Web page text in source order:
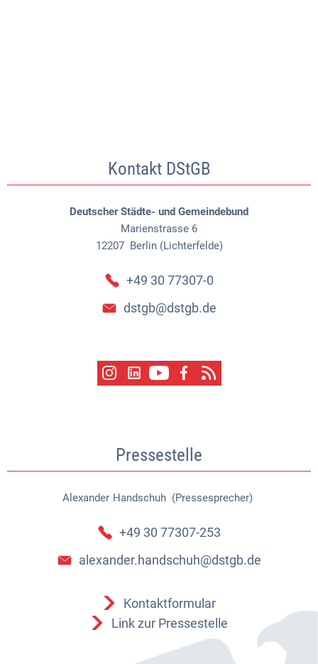
Kontakt DStGB
Deutscher Städte- und Gemeindebund
Marienstrasse 6
12207 Berlin (Lichterfelde)
+49 30 77307-0
dstgb@dstgb.de
Pressestelle
Alexander Handschuh (Pressesprecher)
Alexander Handschuh
+49 30 77307-253
alexander.handschuh@dstgb.de
Kontaktformular
Link zur Pressestelle